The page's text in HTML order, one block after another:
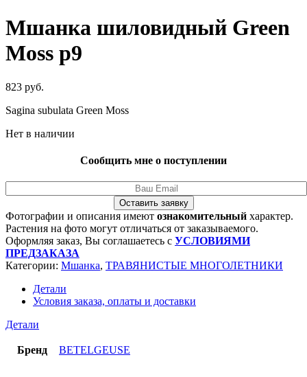
Мшанка шиловидный Green
Moss p9
823 руб.
Sagina subulata Green Moss
Нет в наличии
Сообщить мне о поступлении
Оставить заявку
Фотографии и описания имеют ознакомительный характер.
Растения на фото могут отличаться от заказываемого.
Оформляя заказ, Вы соглашаетесь с УСЛОВИЯМИ
ПРЕДЗАКАЗА
Категории: Мшанка, ТРАВЯНИСТЫЕ МНОГОЛЕТНИКИ
Детали
Условия заказа, оплаты и доставки
Детали
Бренд BETELGEUSE